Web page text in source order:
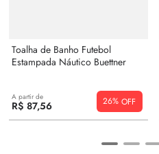
Toalha de Banho Futebol
Estampada Náutico Buettner
A partir de
R$ 87,56 26%